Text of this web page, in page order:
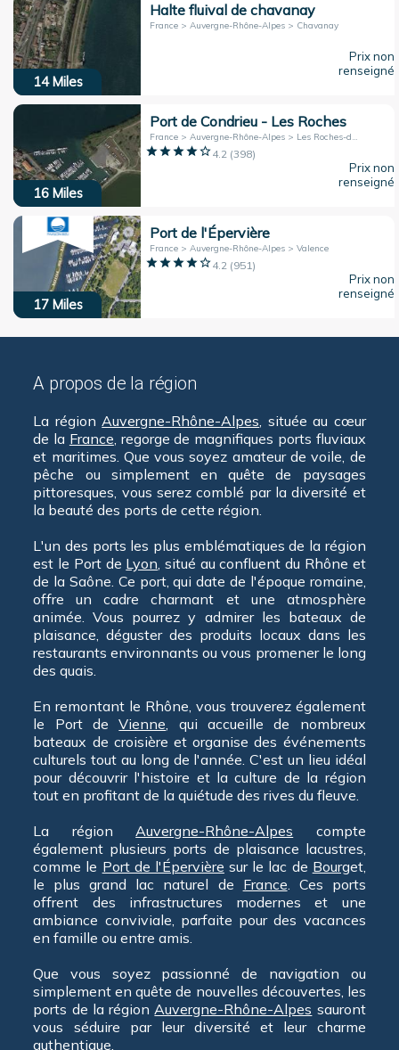
14 Miles
Halte fluival de chavanay
France > Auvergne-Rhône-Alpes > Chavanay
Prix non
renseigné
16 Miles
Port de Condrieu - Les Roches
France > Auvergne-Rhône-Alpes > Les Roches-de-Condrieu
4.2(398)
Prix non
renseigné
17 Miles
Port de l'Épervière
France > Auvergne-Rhône-Alpes > Valence
4.2(951)
Prix non
renseigné
A propos de la région
La régionAuvergne-Rhône-Alpes, située au cœur
de la France, regorge de magnifiques ports fluviaux
et maritimes. Que vous soyez amateur de voile, de
pêche ou simplement en quête de paysages
pittoresques, vous serez comblé par la diversité et
la beauté des ports de cette région.
L'un des ports les plus emblématiques de la région
est le Port de Lyon, situé au confluent du Rhône et
de la Saône. Ce port, qui date de l'époque romaine,
offre un cadre charmant et une atmosphère
animée. Vous pourrez y admirer les bateaux de
plaisance, déguster des produits locaux dans les
restaurants environnants ou vous promener le long
des quais.
En remontant le Rhône, vous trouverez également
le Port deVienne, qui accueille de nombreux
bateaux de croisière et organise des événements
culturels tout au long de l'année. C'est un lieu idéal
pour découvrir l'histoire et la culture de la région
tout en profitant de la quiétude des rives du fleuve.
La régionAuvergne-Rhône-Alpes compte
également plusieurs ports de plaisance lacustres,
comme le Port de l'Épervière sur le lac de Bourget,
le plus grand lac naturel de France. Ces ports
offrent des infrastructures modernes et une
ambiance conviviale, parfaite pour des vacances
en famille ou entre amis.
Que vous soyez passionné de navigation ou
simplement en quête de nouvelles découvertes, les
ports de la régionAuvergne-Rhône-Alpes sauront
vous séduire par leur diversité et leur charme
authentique.